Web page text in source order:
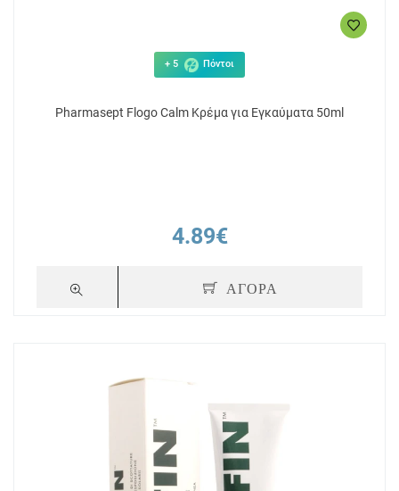
+ 5 Πόντοι
Pharmasept Flogo Calm Κρέμα για Εγκαύματα 50ml
4.89€
ΑΓΟΡΑ